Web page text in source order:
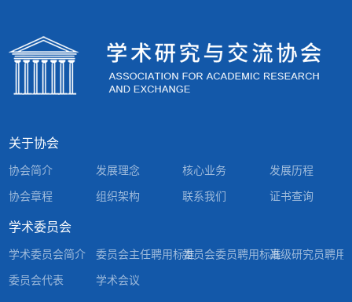
关于协会
协会简介 发展理念 核心业务 发展历程
协会章程 组织架构 联系我们 证书查询
学术委员会
学术委员会简介 委员会主任聘用标准委员会委员聘用标准高级研究员聘用
委员会代表 学术会议